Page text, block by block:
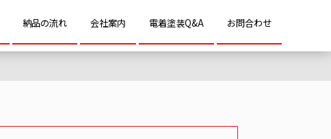
納品の流れ 会社案内 電着塗装Q&A お問合わせ